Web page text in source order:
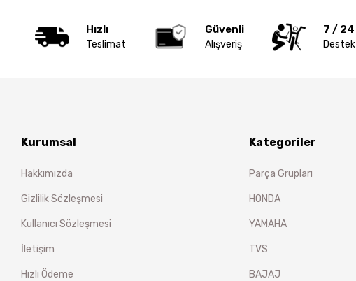
Hızlı
Teslimat
Güvenli
Alışveriş
7 / 24
Destek
Kurumsal
Hakkımızda
Gizlilik Sözleşmesi
Kullanıcı Sözleşmesi
İletişim
Hızlı Ödeme
Kategoriler
Parça Grupları
HONDA
YAMAHA
TVS
BAJAJ